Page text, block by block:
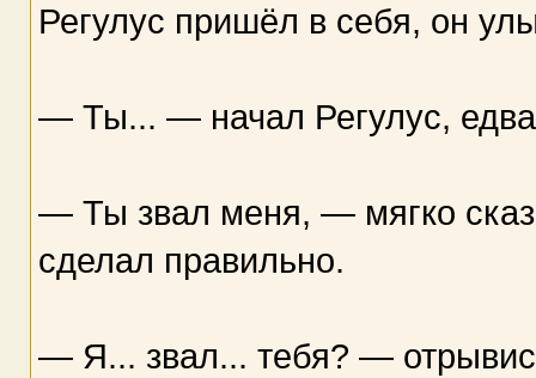
Регулус пришёл в себя, он
— Ты... — начал Регулус,
— Ты звал меня, — мягко
сделал правильно.
— Я... звал... тебя? —